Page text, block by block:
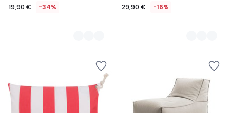
19,90 € -34% 29,90 € -16%